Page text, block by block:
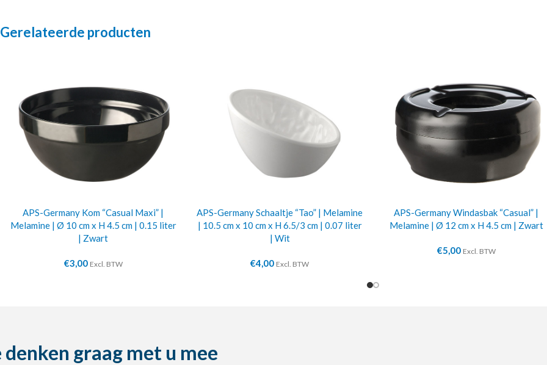
Gerelateerde producten
APS-Germany Kom “Casual Maxi” |
Melamine | Ø 10 cm x H 4.5 cm | 0.15 liter
| Zwart
€3,00 Excl. BTW
APS-Germany Schaaltje “Tao” | Melamine
| 10.5 cm x 10 cm x H 6.5/3 cm | 0.07 liter
| Wit
€4,00 Excl. BTW
APS-Germany Windasbak “Casual” |
Melamine | Ø 12 cm x H 4.5 cm | Zwart
€5,00 Excl. BTW
denken graag met u mee